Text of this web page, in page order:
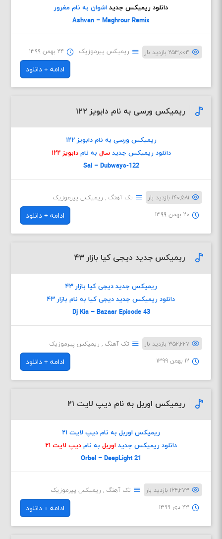
دانلود ریمیکس جدید اشوان به نام مغرور
Ashvan – Maghrour Remix
۲۵۳,۰۰۴ بازدید بار ریمیکس پیرموزیک ۲۴ بهمن ۱۳۹۹
ادامه + دانلود
ریمیکس ورسی به نام دابویز ۱۲۲
ریمیکس ورسی به نام دابویز ۱۲۲
دانلود ریمیکس جدیدسال به نام دابویز ۱۲۲
Sal – Dubways-122
۱۴۰,۵۸۱ بازدید بار تک آهنگ , ریمیکس پیرموزیک
۲۰ بهمن ۱۳۹۹ ادامه + دانلود
ریمیکس جدید دیجی کیا بازار ۴۳
ریمیکس جدید دیجی کیا بازار ۴۳
دانلود ریمیکس جدید دیجی کیا به نام بازار ۴۳
Dj Kia – Bazaar Episode 43
۳۵۲,۲۲۷ بازدید بار تک آهنگ , ریمیکس پیرموزیک
۱۲ بهمن ۱۳۹۹ ادامه + دانلود
ریمیکس اوربل به نام دیپ لایت ۲۱
ریمیکس اوربل به نام دیپ لایت ۲۱
دانلود ریمیکس جدید اوربل به نام دیپ لایت ۲۱
Orbel – DeepLight 21
۱۶۴,۲۷۳ بازدید بار تک آهنگ , ریمیکس پیرموزیک
۲۳ دی ۱۳۹۹ ادامه + دانلود